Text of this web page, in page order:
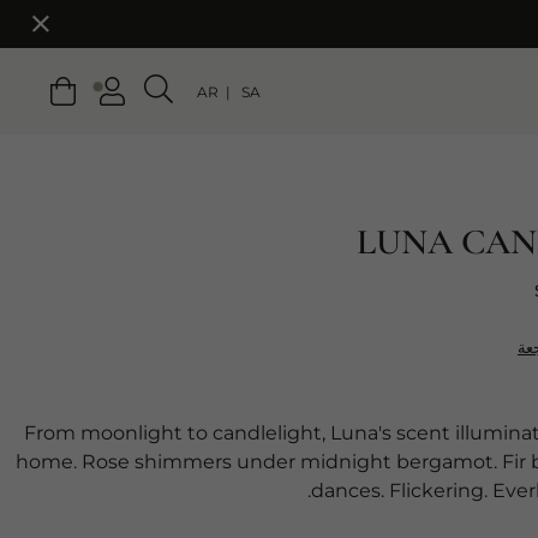
SA
AR
LUNA
From moonlight to candlelight, Luna's scent
home. Rose shimmers under midnight bergamot. Fir
dances. Flickering.